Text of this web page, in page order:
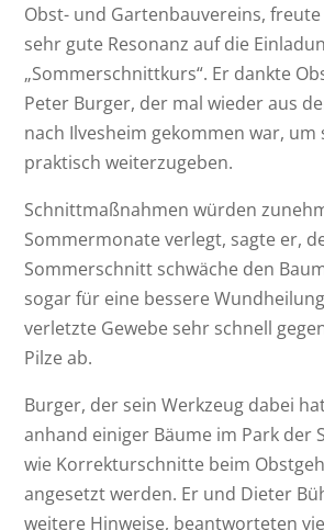
Obst- und Gartenbauvereins,
sehr gute Resonanz auf die
„Sommerschnittkurs“. Er dankte
Peter Burger, der mal wieder aus
nach Ilvesheim gekommen war, um
praktisch weiterzugeben.
Schnittmaßnahmen würden
Sommermonate verlegt, sagte er,
Sommerschnitt schwäche den
sogar für eine bessere
verletzte Gewebe sehr schnell
Pilze ab.
Burger, der sein Werkzeug dabei
anhand einiger Bäume im Park der
wie Korrekturschnitte beim
angesetzt werden. Er und Dieter
weitere Hinweise, beantworteten